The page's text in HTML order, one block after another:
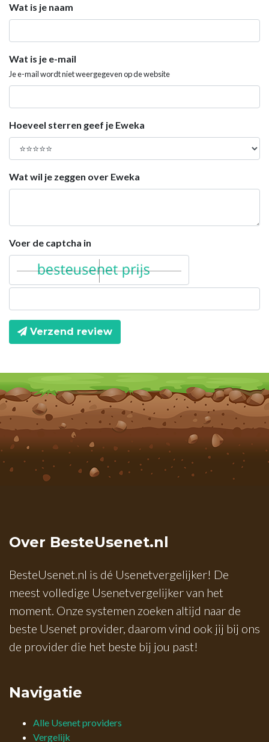
Wat is je naam
Wat is je e-mail
Je e-mail wordt niet weergegeven op de website
Hoeveel sterren geef je Eweka
Wat wil je zeggen over Eweka
Voer de captcha in
Verzend review
Over BesteUsenet.nl
BesteUsenet.nl is dé Usenetvergelijker! De
meest volledige Usenetvergelijker van het
moment. Onze systemen zoeken altijd naar de
beste Usenet provider, daarom vind ook jij bij ons
de provider die het beste bij jou past!
Navigatie
Alle Usenet providers
Vergelijk